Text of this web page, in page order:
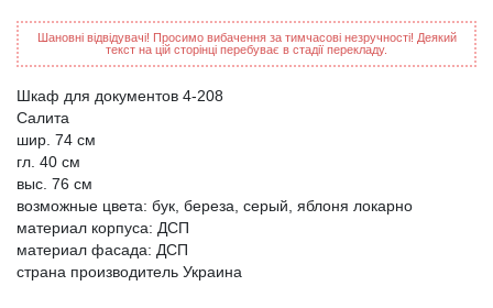
Шановні відвідувачі! Просимо вибачення за тимчасові незручності! Деякий
текст на цій сторінці перебуває в стадії перекладу.
Шкаф для документов 4-208
Салита
шир. 74 см
гл. 40 см
выс. 76 см
возможные цвета: бук, береза, серый, яблоня локарно
материал корпуса: ДСП
материал фасада: ДСП
страна производитель Украина